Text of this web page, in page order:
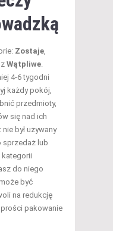
Zostaje,
Wątpliwe.
4-6 tygodni
każdy pokój,
przedmioty,
się nad ich
był używany
sprzedaż lub
kategorii
do niego
być
na redukcję
pakowanie